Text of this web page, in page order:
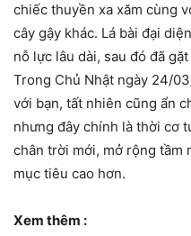
chiếc thuyền xa xăm cùng
cây gậy khác. Lá bài đại
nỗ lực lâu dài, sau đó đã
Trong Chủ Nhật ngày 24/
với bạn, tất nhiên cũng ẩn
nhưng đây chính là thời cơ
chân trời mới, mở rộng tầm
mục tiêu cao hơn.
Xem thêm :